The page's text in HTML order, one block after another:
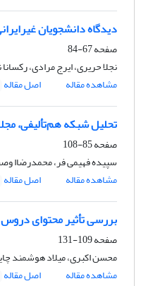
دیدگاه دانشجویان
صفحه67-84
نجلا حریری، ایرج مرادی،
مشاهده مقاله
اصل مقاله
تحلیل شبکه هم‌تألیفی،
صفحه85-108
سپیده فهیمی فر، محمدرضاا
مشاهده مقاله
اصل مقاله
بررسی تأثیر محتوای
صفحه109-131
محسن اکبری، میلاد هوشمند
مشاهده مقاله
اصل مقاله